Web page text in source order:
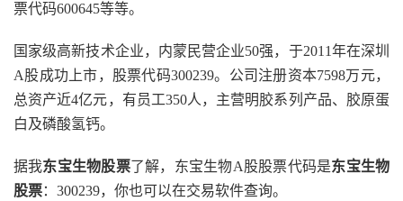
票代码600645等等。
国家级高新技术企业，内蒙民营企业50强，于2011年在深圳
A股成功上市，股票代码300239。公司注册资本7598万元，
总资产近4亿元，有员工350人，主营明胶系列产品、胶原蛋
白及磷酸氢钙。
据我东宝生物股票了解，东宝生物A股股票代码是东宝生物
股票：300239，你也可以在交易软件查询。